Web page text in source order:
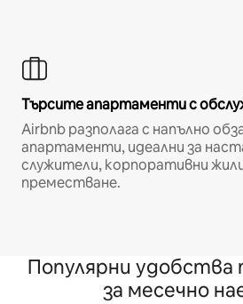
Търсите апартаменти с
Airbnb разполага с напълно
апартаменти, идеални за
служители, корпоративни
преместване.
Популярни
за месечно